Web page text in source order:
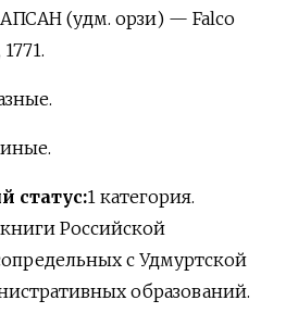
(удм. орзи) — Falco
статус:1 категория.
Российской
с Удмуртской
образований.